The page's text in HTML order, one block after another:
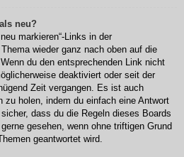
neu?
markieren“-Links in der
wieder ganz nach oben auf die
du den entsprechenden Link nicht
deaktiviert oder seit der
Zeit vergangen. Es ist auch
zu holen, indem du einfach eine Antwort
dass du die Regeln dieses Boards
gesehen, wenn ohne triftigen Grund
geantwortet wird.